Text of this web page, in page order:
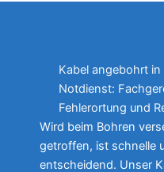
Kabel angebohrt in
Notdienst:
Fehlerortung und
Wird beim Bohren
getroffen, ist schnelle
entscheidend. Unser